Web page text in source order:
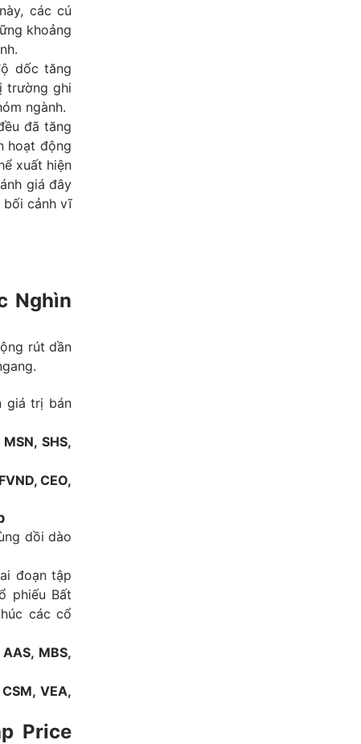
các cú
khoảng
dốc tăng
trường ghi
ngành.
đã tăng
hoạt động
xuất hiện
giá đây
bối cảnh vĩ
Nghìn
rút dần
giá trị bán
SHS,
CEO,
dồi dào
đoạn tập
phiếu Bất
các cổ
AAS, MBS,
VEA,
Price